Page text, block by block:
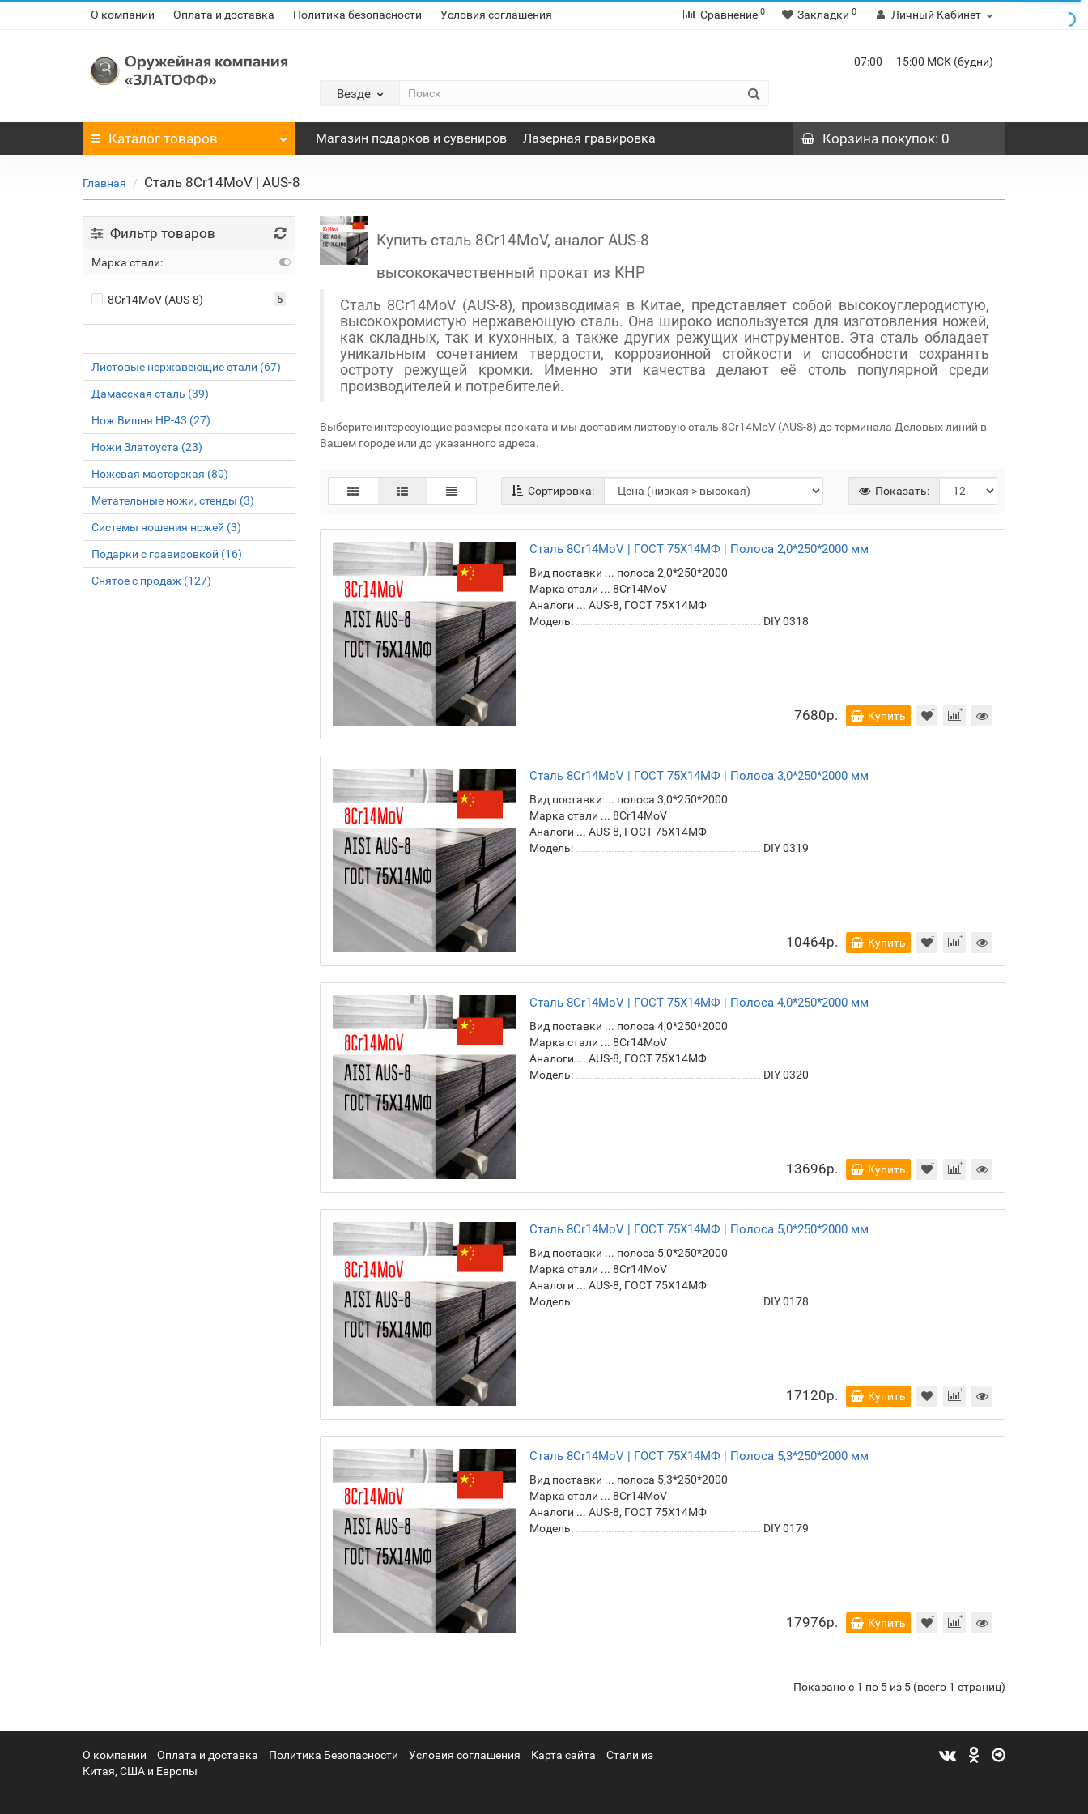
О компании Оплата и доставка Политика безопасности Условия соглашения Сравнение 0 Закладки 0 Личный Кабинет
Везде
07:00 — 15:00 МСК (будни)
Каталог товаров Магазин подарков и сувениров Лазерная гравировка Корзинапокупок: 0
Главная Сталь 8Cr14MoV | AUS-8
Фильтр товаров
Марка стали:
8Cr14MoV (AUS-8) 5
Листовые нержавеющие стали (67)
Дамасская сталь (39)
Нож Вишня НР-43 (27)
Ножи Златоуста (23)
Ножевая мастерская (80)
Метательные ножи, стенды (3)
Системы ношения ножей (3)
Подарки с гравировкой (16)
Снятое с продаж (127)
Купить сталь 8Cr14MoV, аналог AUS-8
высококачественный прокат из КНР
Сталь 8Cr14MoV (AUS-8), производимая в Китае, представляет собой высокоуглеродистую,
высокохромистую нержавеющую сталь. Она широко используется для изготовления ножей,
как складных, так и кухонных, а также других режущих инструментов. Эта сталь обладает
уникальным сочетанием твердости, коррозионной стойкости и способности сохранять
остроту режущей кромки. Именно эти качества делают её столь популярной среди
производителей и потребителей.
Выберите интересующие размеры проката и мы доставим листовую сталь 8Cr14MoV (AUS-8) до терминала Деловых линий в
Вашем городе или до указанного адреса.
Сортировка: Показать:
Сталь 8Cr14MoV | ГОСТ 75Х14МФ | Полоса 2,0*250*2000 мм
Вид поставки ... полоса 2,0*250*2000
Марка стали ... 8Cr14MoV
Аналоги ... AUS-8, ГОСТ 75Х14МФ
Модель:
DIY 0318
7680р. Купить
Сталь 8Cr14MoV | ГОСТ 75Х14МФ | Полоса 3,0*250*2000 мм
Вид поставки ... полоса 3,0*250*2000
Марка стали ... 8Cr14MoV
Аналоги ... AUS-8, ГОСТ 75Х14МФ
Модель:
DIY 0319
10464р. Купить
Сталь 8Cr14MoV | ГОСТ 75Х14МФ | Полоса 4,0*250*2000 мм
Вид поставки ... полоса 4,0*250*2000
Марка стали ... 8Cr14MoV
Аналоги ... AUS-8, ГОСТ 75Х14МФ
Модель:
DIY 0320
13696р. Купить
Сталь 8Cr14MoV | ГОСТ 75Х14МФ | Полоса 5,0*250*2000 мм
Вид поставки ... полоса 5,0*250*2000
Марка стали ... 8Cr14MoV
Аналоги ... AUS-8, ГОСТ 75Х14МФ
Модель:
DIY 0178
17120р. Купить
Сталь 8Cr14MoV | ГОСТ 75Х14МФ | Полоса 5,3*250*2000 мм
Вид поставки ... полоса 5,3*250*2000
Марка стали ... 8Cr14MoV
Аналоги ... AUS-8, ГОСТ 75Х14МФ
Модель:
DIY 0179
17976р. Купить
Показано с 1 по 5 из 5 (всего 1 страниц)
О компании Оплата и доставка Политика Безопасности Условия соглашения Карта сайта
Стали из
Китая, США и Европы